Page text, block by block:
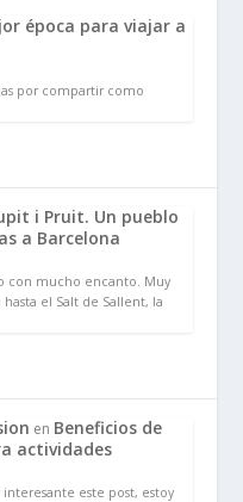
época para viajar a
por compartir como
i Pruit. Un pueblo
a Barcelona
con mucho encanto. Muy
el Salt de Sallent, la
en Beneficios de
actividades
interesante este post, estoy